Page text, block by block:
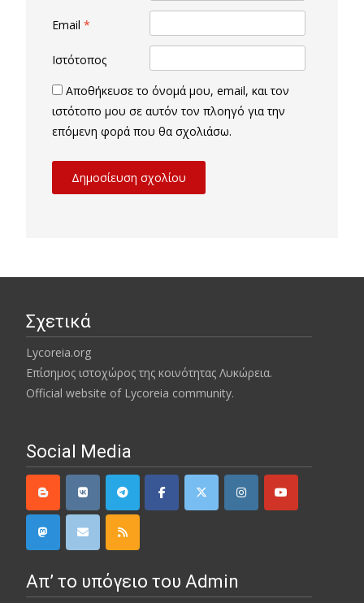
Email *
Ιστότοπος
Αποθήκευσε το όνομά μου, email, και τον
ιστότοπο μου σε αυτόν τον πλοηγό για την
επόμενη φορά που θα σχολιάσω.
Σχετικά
Lycoreia.org
Επίσημος ιστοχώρος της κοινότητας Λυκώρεια.
Official website of Lycoreia community.
Social Media
Απ’ το υπόγειο του Admin